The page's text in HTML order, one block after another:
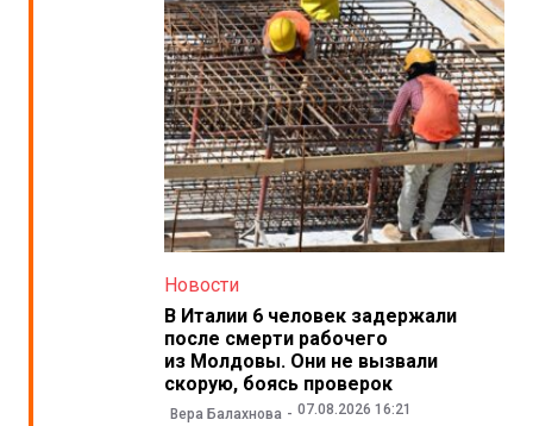
Новости
В Италии 6 человек задержали
после смерти рабочего
из Молдовы. Они не вызвали
скорую, боясь проверок
Вера Балахнова 07.08.2026 16:21